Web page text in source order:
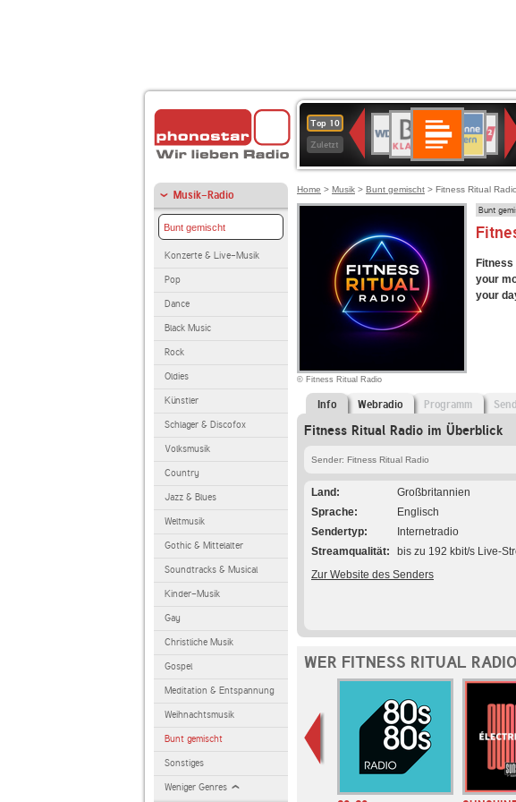
Top 10
Zuletzt
Deutschlandfunk
80er
90er
OLDIE
ANTENNE
SWR3
4
BR-
KLASSIK
Deutschlandfunk
Kultur
ANTENNE
BAYERN
SWR
Kultur
NDR
2
Musik-Radio
Bunt gemischt
Konzerte & Live-Musik
Pop
Dance
Black Music
Rock
Oldies
Künstler
Schlager & Discofox
Volksmusik
Country
Jazz & Blues
Weltmusik
Gothic & Mittelalter
Soundtracks & Musical
Kinder-Musik
Gay
Christliche Musik
Gospel
Meditation & Entspannung
Weihnachtsmusik
Bunt gemischt
Sonstiges
Weniger Genres
Home > Musik > Bunt gemischt > Fitness Ritual Radio
© Fitness Ritual Radio
Bunt
your
your
Info Webradio Programm
Fitness Ritual Radio im Überblick
Sender: Fitness Ritual Radio
Land
Großbritannien
Sprache
Englisch
Sendertyp
Internetradio
Streamqualität
bis zu 192 kbit/s Live-
Zur Website des Senders
WER FITNESS RITUAL